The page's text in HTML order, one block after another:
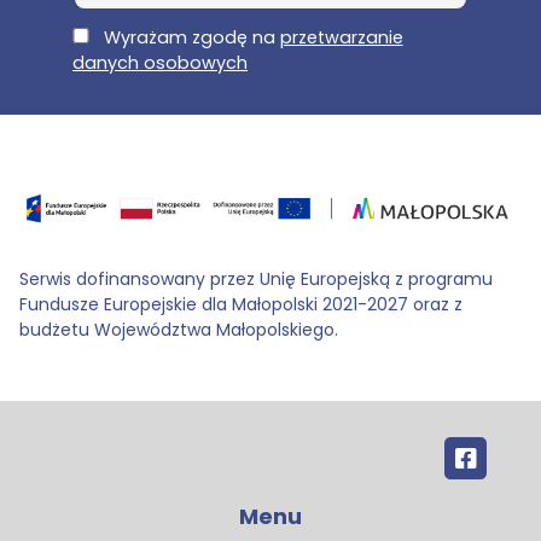
E-MailWyrażam zgodę na przetwarzanie
danych osobowych
Serwis dofinansowany przez Unię Europejską z programu
Fundusze Europejskie dla Małopolski 2021-2027 oraz z
budżetu Województwa Małopolskiego.
Menu